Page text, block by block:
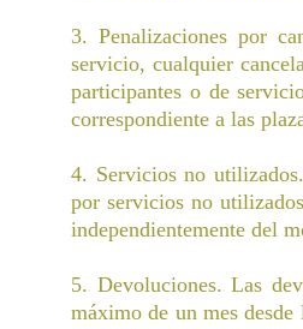
3. Penalizaciones por
servicio, cualquier
participantes o de
correspondiente a las
4. Servicios no
por servicios no
independientemente del
5. Devoluciones. Las
máximo de un mes